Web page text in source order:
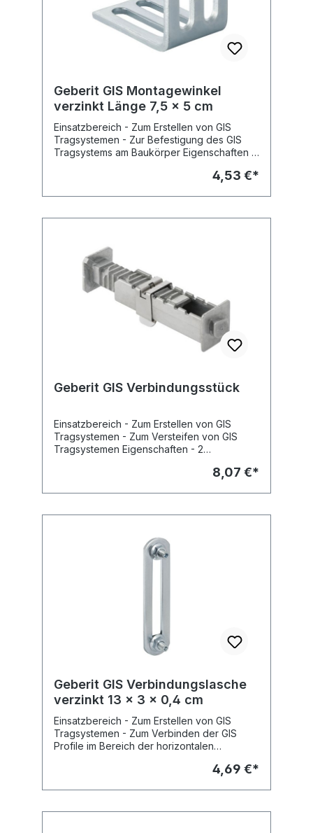
Geberit GIS Montagewinkel
verzinkt Länge 7,5 x 5 cm
Einsatzbereich - Zum Erstellen von GIS
Tragsystemen - Zur Befestigung des GIS
Tragsystems am Baukörper Eigenschaften -
4,53 €*
Geberit GIS Verbindungsstück
Einsatzbereich - Zum Erstellen von GIS
Tragsystemen - Zum Versteifen von GIS
Tragsystemen Eigenschaften - 2
- Klammer, Federstahl - Einsteckrichtung
8,07 €*
Geberit GIS Verbindungslasche
verzinkt 13 x 3 x 0,4 cm
Einsatzbereich - Zum Erstellen von GIS
Tragsystemen - Zum Verbinden der GIS
Profile im Bereich der horizontalen
Wandanschlüssen Eigenschaften - Verzinkt
4,69 €*